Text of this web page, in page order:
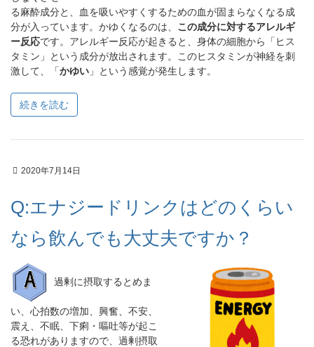
る麻酔成分と、血を吸いやすくするための血が固まらなくなる成
分が入っています。かゆくなるのは、 この成分に対するアレルギ
ー反応です。アレルギー反応が起きると、身体の細胞から「ヒス
タミン」という成分が放出されます。このヒスタミンが神経を刺
激して、「かゆい 」という感覚が発生します。
続きを読む
2020年7月14日
Q:エナジードリンクはどのくらい
なら飲んでも大丈夫ですか？
過剰に摂取するとめま
い、心拍数の増加、興奮、不安、
震え、不眠、下痢・嘔吐等が起こ
る恐れがありますので、過剰摂取